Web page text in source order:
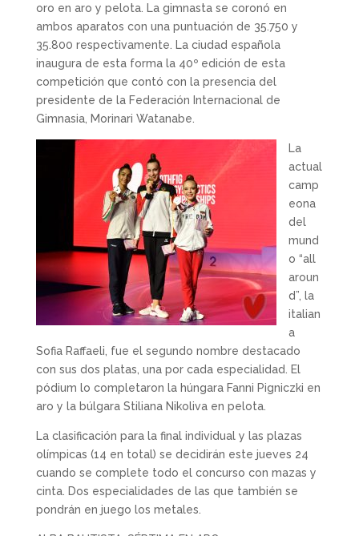
oro en aro y pelota. La gimnasta se coronó en
ambos aparatos con una puntuación de 35.750 y
35.800 respectivamente. La ciudad española
inaugura de esta forma la 40º edición de esta
competición que contó con la presencia del
presidente de la Federación Internacional de
Gimnasia, Morinari Watanabe.
La
actual
camp
eona
del
mund
o “all
aroun
d”, la
italian
a
Sofia Raffaeli, fue el segundo nombre destacado
con sus dos platas, una por cada especialidad. El
pódium lo completaron la húngara Fanni Pigniczki en
aro y la búlgara Stiliana Nikoliva en pelota.
La clasificación para la final individual y las plazas
olímpicas (14 en total) se decidirán este jueves 24
cuando se complete todo el concurso con mazas y
cinta. Dos especialidades de las que también se
pondrán en juego los metales.